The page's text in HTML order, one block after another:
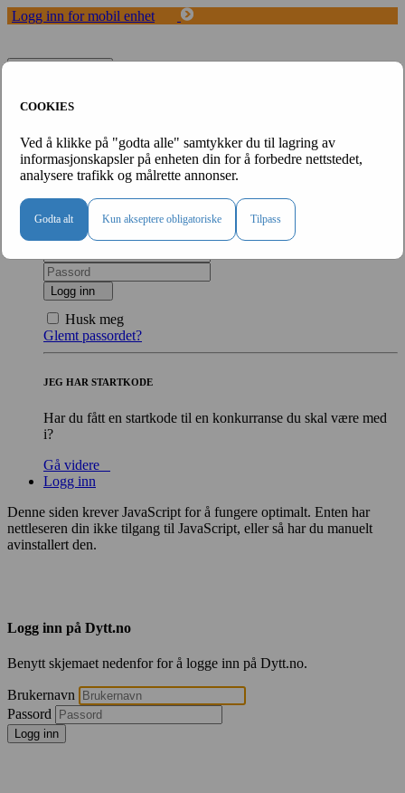
Logg inn for mobil enhet
Start
Våre konsepter
Fordeler med Dytt
Om oss
Logg inn
Logg inn på din personlige nettside
Logg inn
Husk meg
Glemt passordet?
JEG HAR STARTKODE
Har du fått en startkode til en konkurranse du skal være med
i?
Gå videre
Logg inn
Denne siden krever JavaScript for å fungere optimalt. Enten har
nettleseren din ikke tilgang til JavaScript, eller så har du manuelt
avinstallert den.
Logg inn på Dytt.no
Benytt skjemaet nedenfor for å logge inn på Dytt.no.
Brukernavn
Passord
Logg inn
COOKIES
Ved å klikke på "godta alle" samtykker du til lagring av
informasjonskapsler på enheten din for å forbedre nettstedet,
analysere trafikk og målrette annonser.
Godta alt Kun akseptere obligatoriske Tilpass